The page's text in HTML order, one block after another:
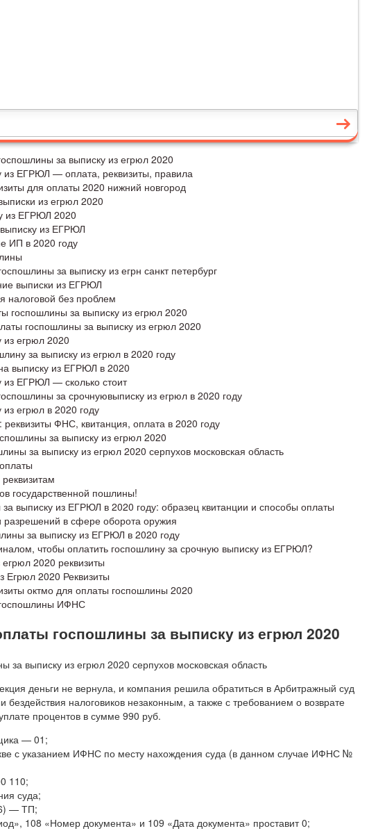
за выписку из егрюл 2020
из ЕГРЮЛ — оплата, реквизиты, правила
для оплаты 2020 нижний новгород
из егрюл 2020
из ЕГРЮЛ 2020
из ЕГРЮЛ
ИП в 2020 году
за выписку из егрн санкт петербург
выписки из ЕГРЮЛ
налоговой без проблем
госпошлины за выписку из егрюл 2020
госпошлины за выписку из егрюл 2020
из егрюл 2020
за выписку из егрюл в 2020 году
выписку из ЕГРЮЛ в 2020
из ЕГРЮЛ — сколько стоит
за срочнуювыписку из егрюл в 2020 году
егрюл в 2020 году
ФНС, квитанция, оплата в 2020 году
за выписку из егрюл 2020
за выписку из егрюл 2020 серпухов московская область
государственной пошлины!
выписку из ЕГРЮЛ в 2020 году: образец квитанции и способы оплаты
в сфере оборота оружия
за выписку из ЕГРЮЛ в 2020 году
чтобы оплатить госпошлину за срочную выписку из ЕГРЮЛ?
2020 реквизиты
2020 Реквизиты
октмо для оплаты госпошлины 2020
ИФНС
госпошлины за выписку из егрюл 2020
деньги не вернула, и компания решила обратиться в Арбитражный суд
бездействия налоговиков незаконным, а также с требованием о возврате
процентов в сумме 990 руб.
— 01;
с указанием ИФНС по месту нахождения суда (в данном случае ИФНС №
110;
суда;
— ТП;
108 «Номер документа» и 109 «Дата документа» проставит 0;